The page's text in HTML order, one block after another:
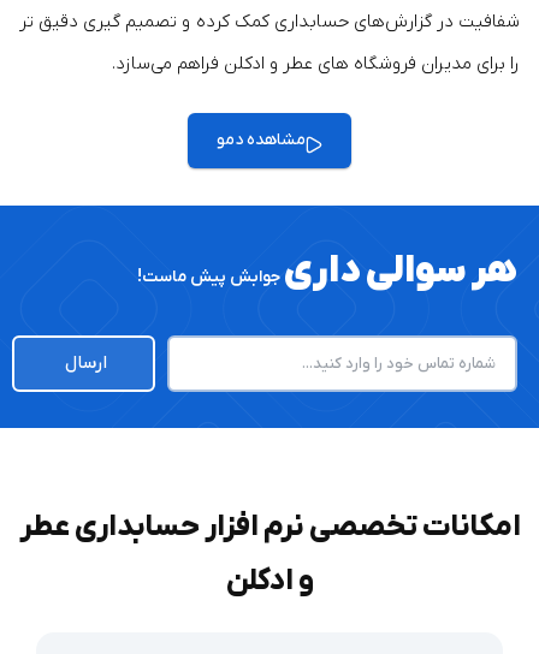
شفافیت در گزارش‌های حسابداری کمک کرده و تصمیم‌ گیری دقیق‌ تر
را برای مدیران فروشگاه های عطر و ادکلن فراهم می‌سازد.
مشاهده دمو
هر سوالی داری جوابش پیش ماست!
ارسال
امکانات تخصصی نرم افزار حسابداری عطر
و ادکلن